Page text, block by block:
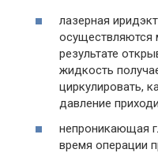
лазерная
осуществляются
результате
жидкость
циркулировать,
давление
непроникающая
время операции